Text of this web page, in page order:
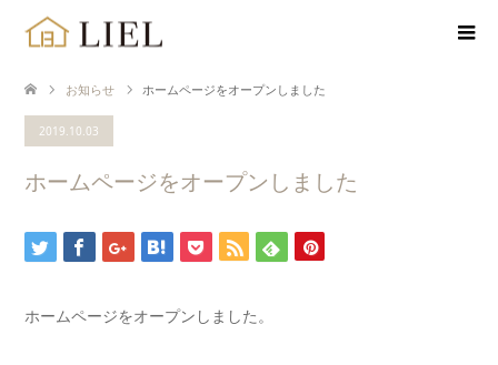
お知らせ ホームページをオープンしました
2019.10.03
ホームページをオープンしました
ホームページをオープンしました。